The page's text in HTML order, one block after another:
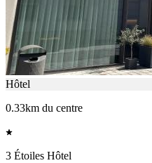
Hôtel
0.33km du centre
3 Étoiles Hôtel